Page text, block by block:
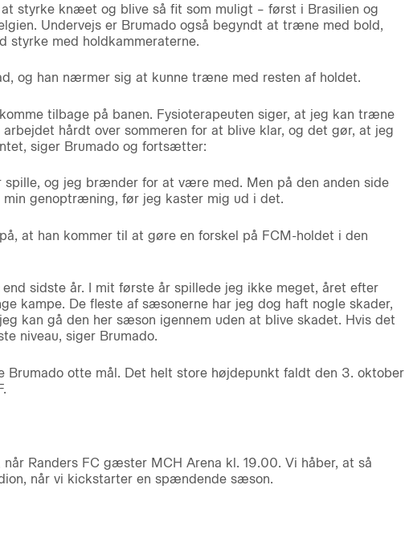
styrke knæet og blive så fit som muligt – først i Brasilien og
Undervejs er Brumado også begyndt at træne med bold,
styrke med holdkammeraterne.
og han nærmer sig at kunne træne med resten af holdet.
tilbage på banen. Fysioterapeuten siger, at jeg kan træne
hårdt over sommeren for at blive klar, og det gør, at jeg
siger Brumado og fortsætter:
og jeg brænder for at være med. Men på den anden side
genoptræning, før jeg kaster mig ud i det.
at han kommer til at gøre en forskel på FCM-holdet i den
sidste år. I mit første år spillede jeg ikke meget, året efter
kampe. De fleste af sæsonerne har jeg dog haft nogle skader,
kan gå den her sæson igennem uden at blive skadet. Hvis det
niveau, siger Brumado.
Brumado otte mål. Det helt store højdepunkt faldt den 3. oktober
Randers FC gæster MCH Arena kl. 19.00. Vi håber, at så
når vi kickstarter en spændende sæson.